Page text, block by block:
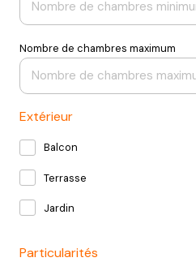
Nombre de chambres maximum
Extérieur
Balcon
Terrasse
Jardin
Particularités